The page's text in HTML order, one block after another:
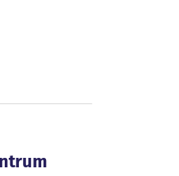
op